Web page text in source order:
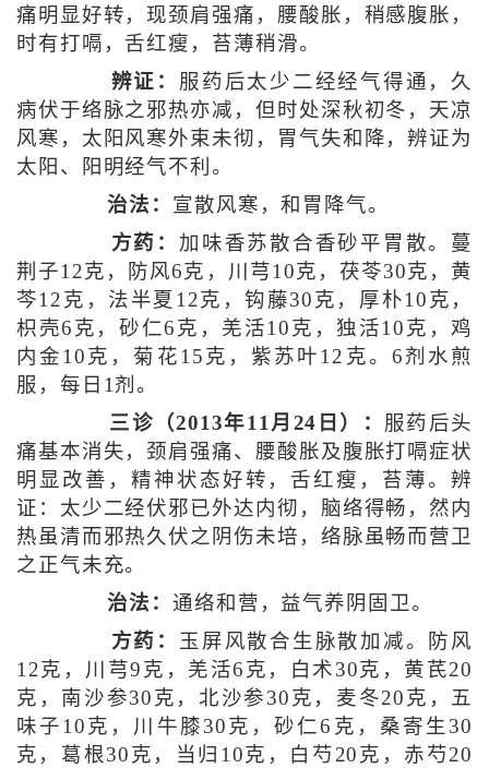
痛明显好转，现颈肩强痛，腰酸胀，稍感腹胀，
时有打嗝，舌红瘦，苔薄稍滑。
辨证： 服药后太少二经经气得通，久
病伏于络脉之邪热亦减，但时处深秋初冬，天凉
风寒，太阳风寒外束未彻，胃气失和降，辨证为
太阳、阳明经气不利。
治法： 宣散风寒，和胃降气。
方药： 加味香苏散合香砂平胃散。蔓
荆子12克，防风6克，川芎10克，茯苓30克，黄
芩12克，法半夏12克，钩藤30克，厚朴10克，
枳壳6克，砂仁6克，羌活10克，独活10克，鸡
内金10克，菊花15克，紫苏叶12克。6剂水煎
服，每日1剂。
三诊（2013年11月24日）： 服药后头
痛基本消失，颈肩强痛、腰酸胀及腹胀打嗝症状
明显改善，精神状态好转，舌红瘦，苔薄。辨
证：太少二经伏邪已外达内彻，脑络得畅，然内
热虽清而邪热久伏之阴伤未培，络脉虽畅而营卫
之正气未充。
治法： 通络和营，益气养阴固卫。
方药： 玉屏风散合生脉散加减。防风
12克，川芎9克，羌活6克，白术30克，黄芪20
克，南沙参30克，北沙参30克，麦冬20克，五
味子10克，川牛膝30克，砂仁6克，桑寄生30
克，葛根30克，当归10克，白芍20克，赤芍20